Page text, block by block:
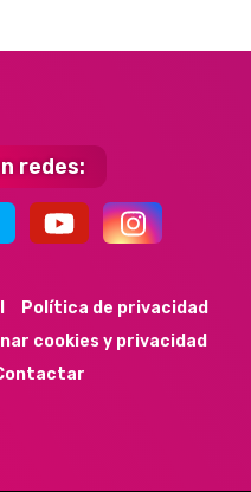
redes:
35k 352
Política de privacidad
cookies y privacidad